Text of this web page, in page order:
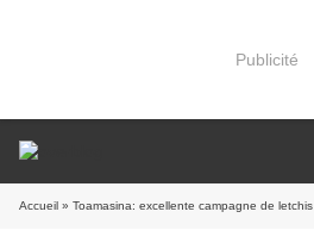
Publicité
Accueil » Toamasina: excellente campagne de letchis